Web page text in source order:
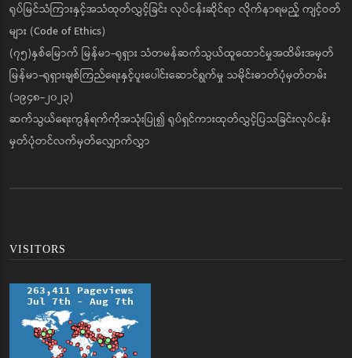
ရုပ်မြင်သံကြားနှင့်အသံထုတ်လွှင့်ခြင်း လုပ်ငန်းဆိုင်ရာ လိုက်နာရမည့် ကျင့်ဝတ်
များ (Code of Ethics)
(၇၅)နှစ်မြောက် မြန်မာ-ရုရှား သံတမန်ဆက်သွယ်ထူထောင်မှုအထိမ်းအမှတ်
မြန်မာ-ရုရှားချစ်ကြည်ရေးနှင့်ပူးပေါင်းဆောင်ရွက်မှု သမိုင်းဓာတ်ပုံမှတ်တမ်း
(၁၉၄၈-၂၀၂၃)
ဆက်သွယ်ရေးကွန်ရက်ကိုအသုံးပြု၍ ရုပ်ရှင်ကားထုတ်လွှင့်ပြသခြင်းလုပ်ငန်း
မှတ်ပုံတင်လက်မှတ်လျှောက်လွှာ
VISITORS